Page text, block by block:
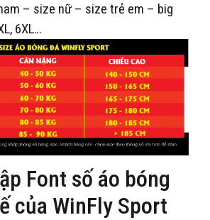
– size nữ – size trẻ em – big
6XL…
Font số áo bóng
của WinFly Sport